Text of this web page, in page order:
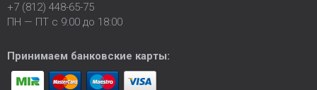
+7 (812) 448-65-75
ПН — ПТ с 9:00 до 18:00
Принимаем банковские карты: